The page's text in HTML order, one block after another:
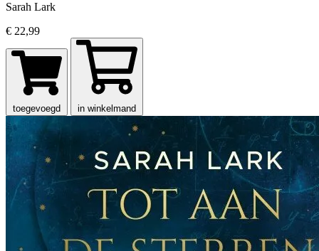
Sarah Lark
€ 22,99
toegevoegd in winkelmand